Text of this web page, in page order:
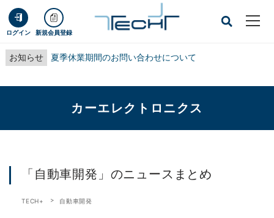
ログイン 新規会員登録
お知らせ 夏季休業期間のお問い合わせについて
カーエレクトロニクス
「自動車開発」のニュースまとめ
TECH+ 自動車開発